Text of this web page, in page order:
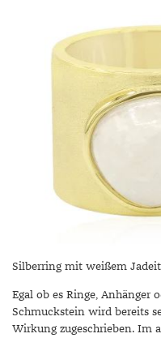
Silberring mit weißem Jadeit
Egal ob es Ringe, Anhänger
Schmuckstein wird bereits
Wirkung zugeschrieben. Im